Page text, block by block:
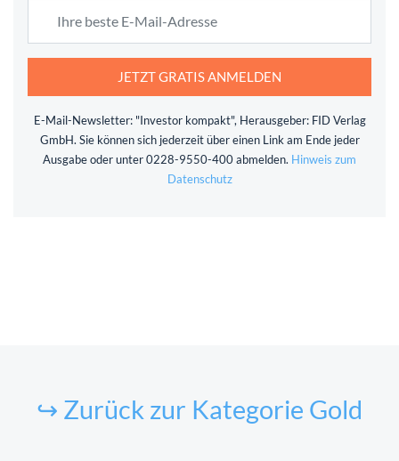
JETZT GRATIS ANMELDEN
E-Mail-Newsletter: "Investor kompakt", Herausgeber: FID Verlag
GmbH. Sie können sich jederzeit über einen Link am Ende jeder
Ausgabe oder unter 0228-9550-400 abmelden. Hinweis zum
Datenschutz
↪ Zurück zur Kategorie Gold